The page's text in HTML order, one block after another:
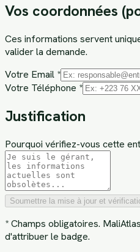
Vos coordonnées
Ces informations servent
valider la demande.
Votre Email *
Votre Téléphone *
Justification
Pourquoi vérifiez-vous cette
Soumettre la mise à jour et
* Champs obligatoires.
d'attribuer le badge.